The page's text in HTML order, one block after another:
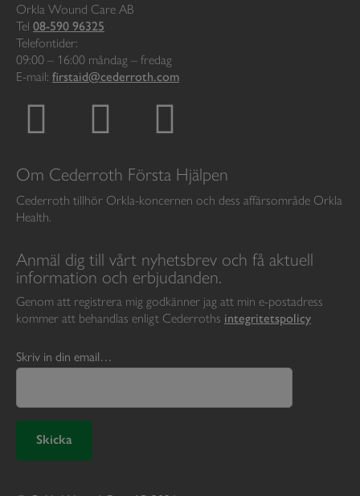
Orkla Wound Care AB
Tel 08-590 96325
Telefontider:
09:00 – 16:00 måndag – fredag
E-mail: firstaid@cederroth.com
Om Cederroth Första Hjälpen
Cederroth tillhör Orkla-koncernen och dess affärsområde Orkla
Health.
Anmäl dig till vårt nyhetsbrev och få aktuell
information och erbjudanden.
Genom att registrera mig godkänner jag att min e-postadress
kommer att behandlas enligt Cederroths integritetspolicy
Skriv in din email…